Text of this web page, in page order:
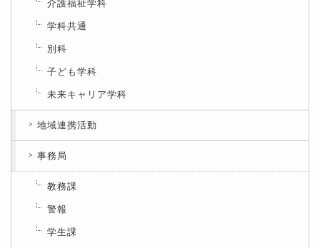
介護福祉学科
学科共通
別科
子ども学科
未来キャリア学科
地域連携活動
事務局
教務課
警報
学生課